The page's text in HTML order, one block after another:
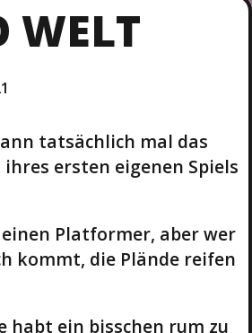
WELT
tatsächlich mal das
ersten eigenen Spiels
Platformer, aber wer
kommt, die Plände reifen
habt ein bisschen rum zu